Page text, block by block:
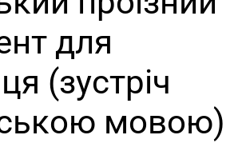
для
(зустріч
мовою)